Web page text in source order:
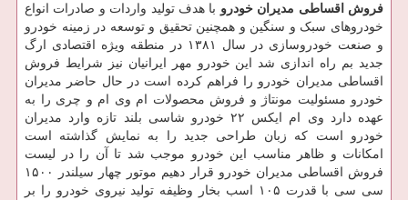
فروش اقساطی مدیران خودرو با هدف تولید واردات و صادرات انواع
خودروهای سبک و سنگین و همچنین تحقیق و توسعه در زمینه خودرو
و صنعت خودروسازی در سال ۱۳۸۱ در منطقه ویژه اقتصادی ارگ
جدید بم راه اندازی شد این خودرو مهر ایرانیان نیز شرایط فروش
اقساطی مدیران خودرو را فراهم کرده است در حال حاضر مدیران
خودرو مسئولیت مونتاژ و فروش محصولات ام وی ام و چری را به
عهده دارد وی ام ایکس ۲۲ خودرو شاسی بلند تازه وارد مدیران
خودرو است که زبان طراحی جدید را به نمایش گذاشته است
امکانات و ظاهر مناسب این خودرو موجب شد تا آن را در لیست
فروش اقساطی مدیران خودرو قرار دهیم موتور چهار سیلندر ۱۵۰۰
سی سی با قدرت ۱۰۵ اسب بخار وظیفه تولید نیروی خودرو را بر